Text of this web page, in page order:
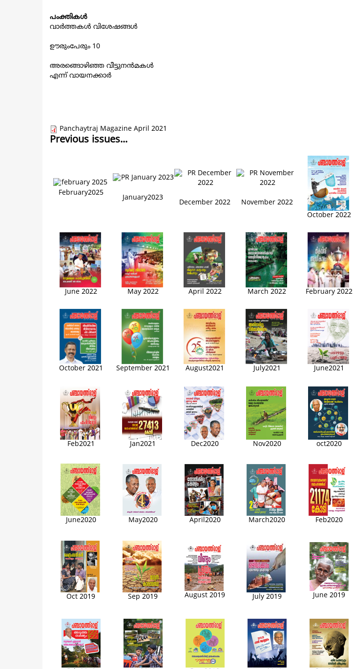
പംക്തികൾ
വാർത്തകൾ വിശേഷങ്ങൾ
ഊരുംപേരും 10
അരങ്ങൊഴിഞ്ഞ വീട്ടുനൻമകൾ
എന്ന് വായനക്കാർ
Panchaytraj Magazine April 2021
Previous issues...
February2025
January2023
December 2022
November 2022
October 2022
June 2022 May 2022 April 2022 March 2022 February 2022
October 2021 September 2021 August2021 July2021 June2021
Feb2021 Jan2021 Dec2020 Nov2020 oct2020
June2020 May2020 April2020 March2020 Feb2020
Oct 2019 Sep 2019 August 2019 July 2019 June 2019